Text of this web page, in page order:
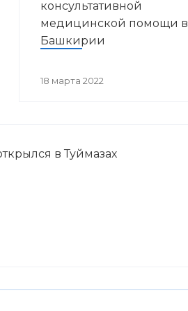
консультативной
медицинской помощи в
Башкирии
18 марта 2022
в Туймазах